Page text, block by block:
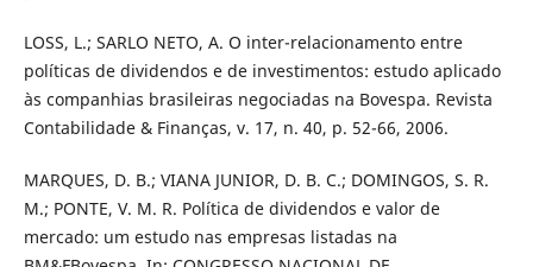
LOSS, L.; SARLO NETO, A. O inter-relacionamento entre
políticas de dividendos e de investimentos: estudo aplicado
às companhias brasileiras negociadas na Bovespa. Revista
Contabilidade & Finanças, v. 17, n. 40, p. 52-66, 2006.
MARQUES, D. B.; VIANA JUNIOR, D. B. C.; DOMINGOS, S. R.
M.; PONTE, V. M. R. Política de dividendos e valor de
mercado: um estudo nas empresas listadas na